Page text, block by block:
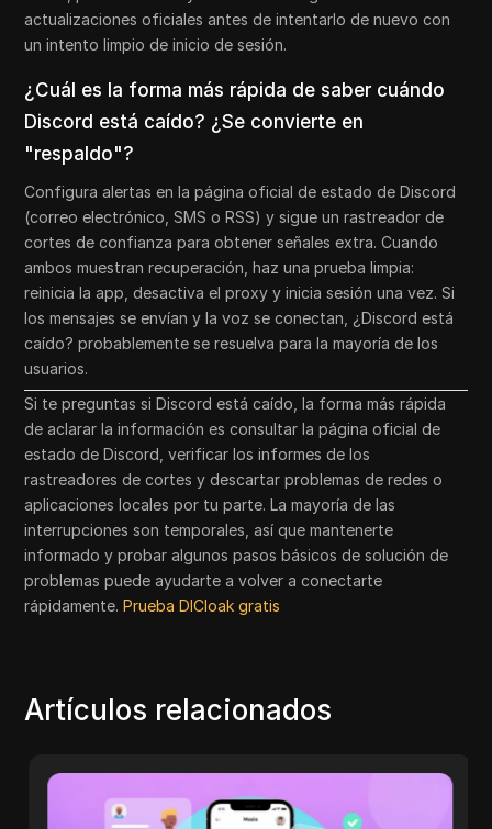
actualizaciones oficiales antes de intentarlo de nuevo con
un intento limpio de inicio de sesión.
¿Cuál es la forma más rápida de saber cuándo
Discord está caído? ¿Se convierte en
"respaldo"?
Configura alertas en la página oficial de estado de Discord
(correo electrónico, SMS o RSS) y sigue un rastreador de
cortes de confianza para obtener señales extra. Cuando
ambos muestran recuperación, haz una prueba limpia:
reinicia la app, desactiva el proxy y inicia sesión una vez. Si
los mensajes se envían y la voz se conectan, ¿Discord está
caído? probablemente se resuelva para la mayoría de los
usuarios.
Si te preguntas si Discord está caído, la forma más rápida
de aclarar la información es consultar la página oficial de
estado de Discord, verificar los informes de los
rastreadores de cortes y descartar problemas de redes o
aplicaciones locales por tu parte. La mayoría de las
interrupciones son temporales, así que mantenerte
informado y probar algunos pasos básicos de solución de
problemas puede ayudarte a volver a conectarte
rápidamente.Prueba DICloak gratis
Artículos relacionados